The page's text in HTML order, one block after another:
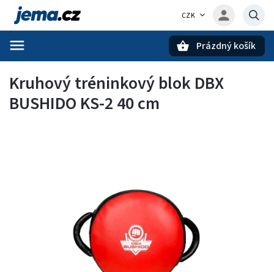
CZK
Prázdný košík
Kruhový tréninkový blok DBX
BUSHIDO KS-2 40 cm